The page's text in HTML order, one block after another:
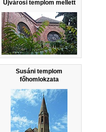
Újvárosi templom mellett
Susáni templom
főhomlokzata